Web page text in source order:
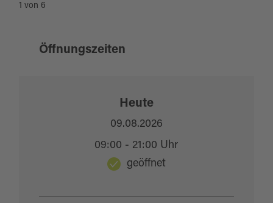
1 von 6
Öffnungszeiten
Heute
09.08.2026
09:00 - 21:00 Uhr
geöffnet